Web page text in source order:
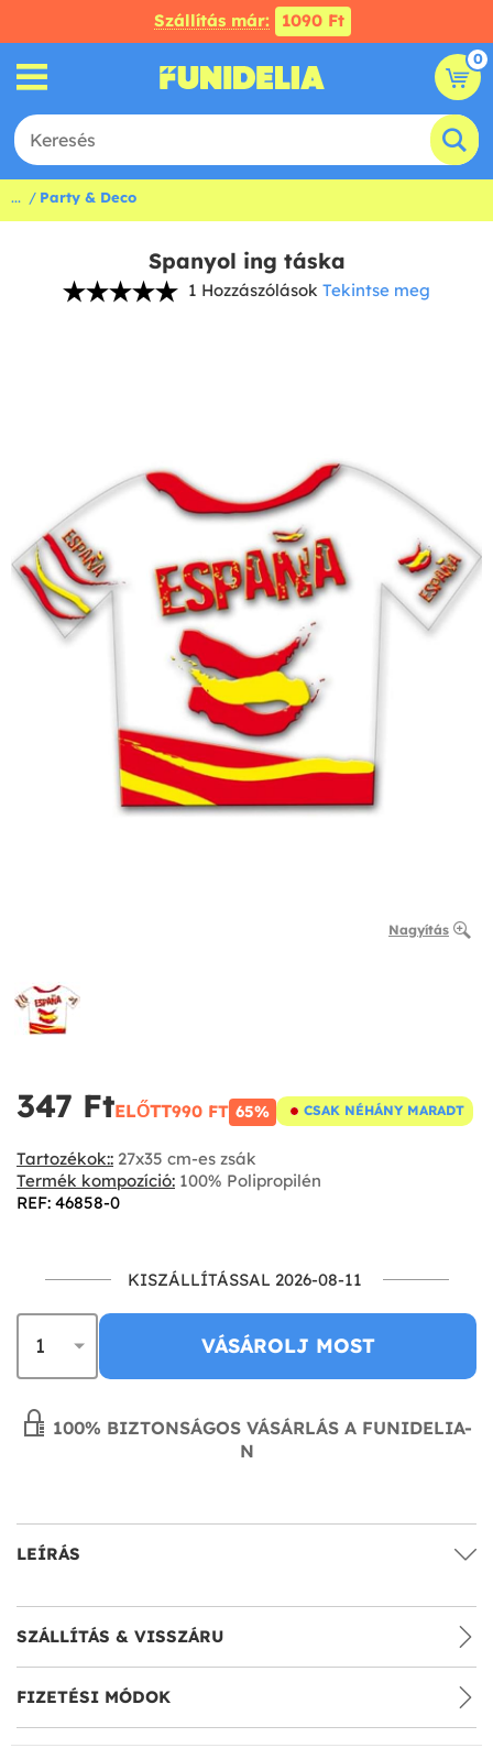
Szállítás már: 1090 Ft
0
... Party & Deco
Spanyol ing táska
1 Hozzászólások Tekintse meg
Nagyítás
347 Ft‎ELŐTT990 FT‎ 65% CSAK NÉHÁNY MARADT
Tartozékok:: 27x35 cm-es zsák
Termék kompozíció: 100% Polipropilén
REF: 46858-0
KISZÁLLÍTÁSSAL 2026-08-11
VÁSÁROLJ MOST
100% BIZTONSÁGOS VÁSÁRLÁS A FUNIDELIA-
N
LEÍRÁS
SZÁLLÍTÁS & VISSZÁRU
FIZETÉSI MÓDOK